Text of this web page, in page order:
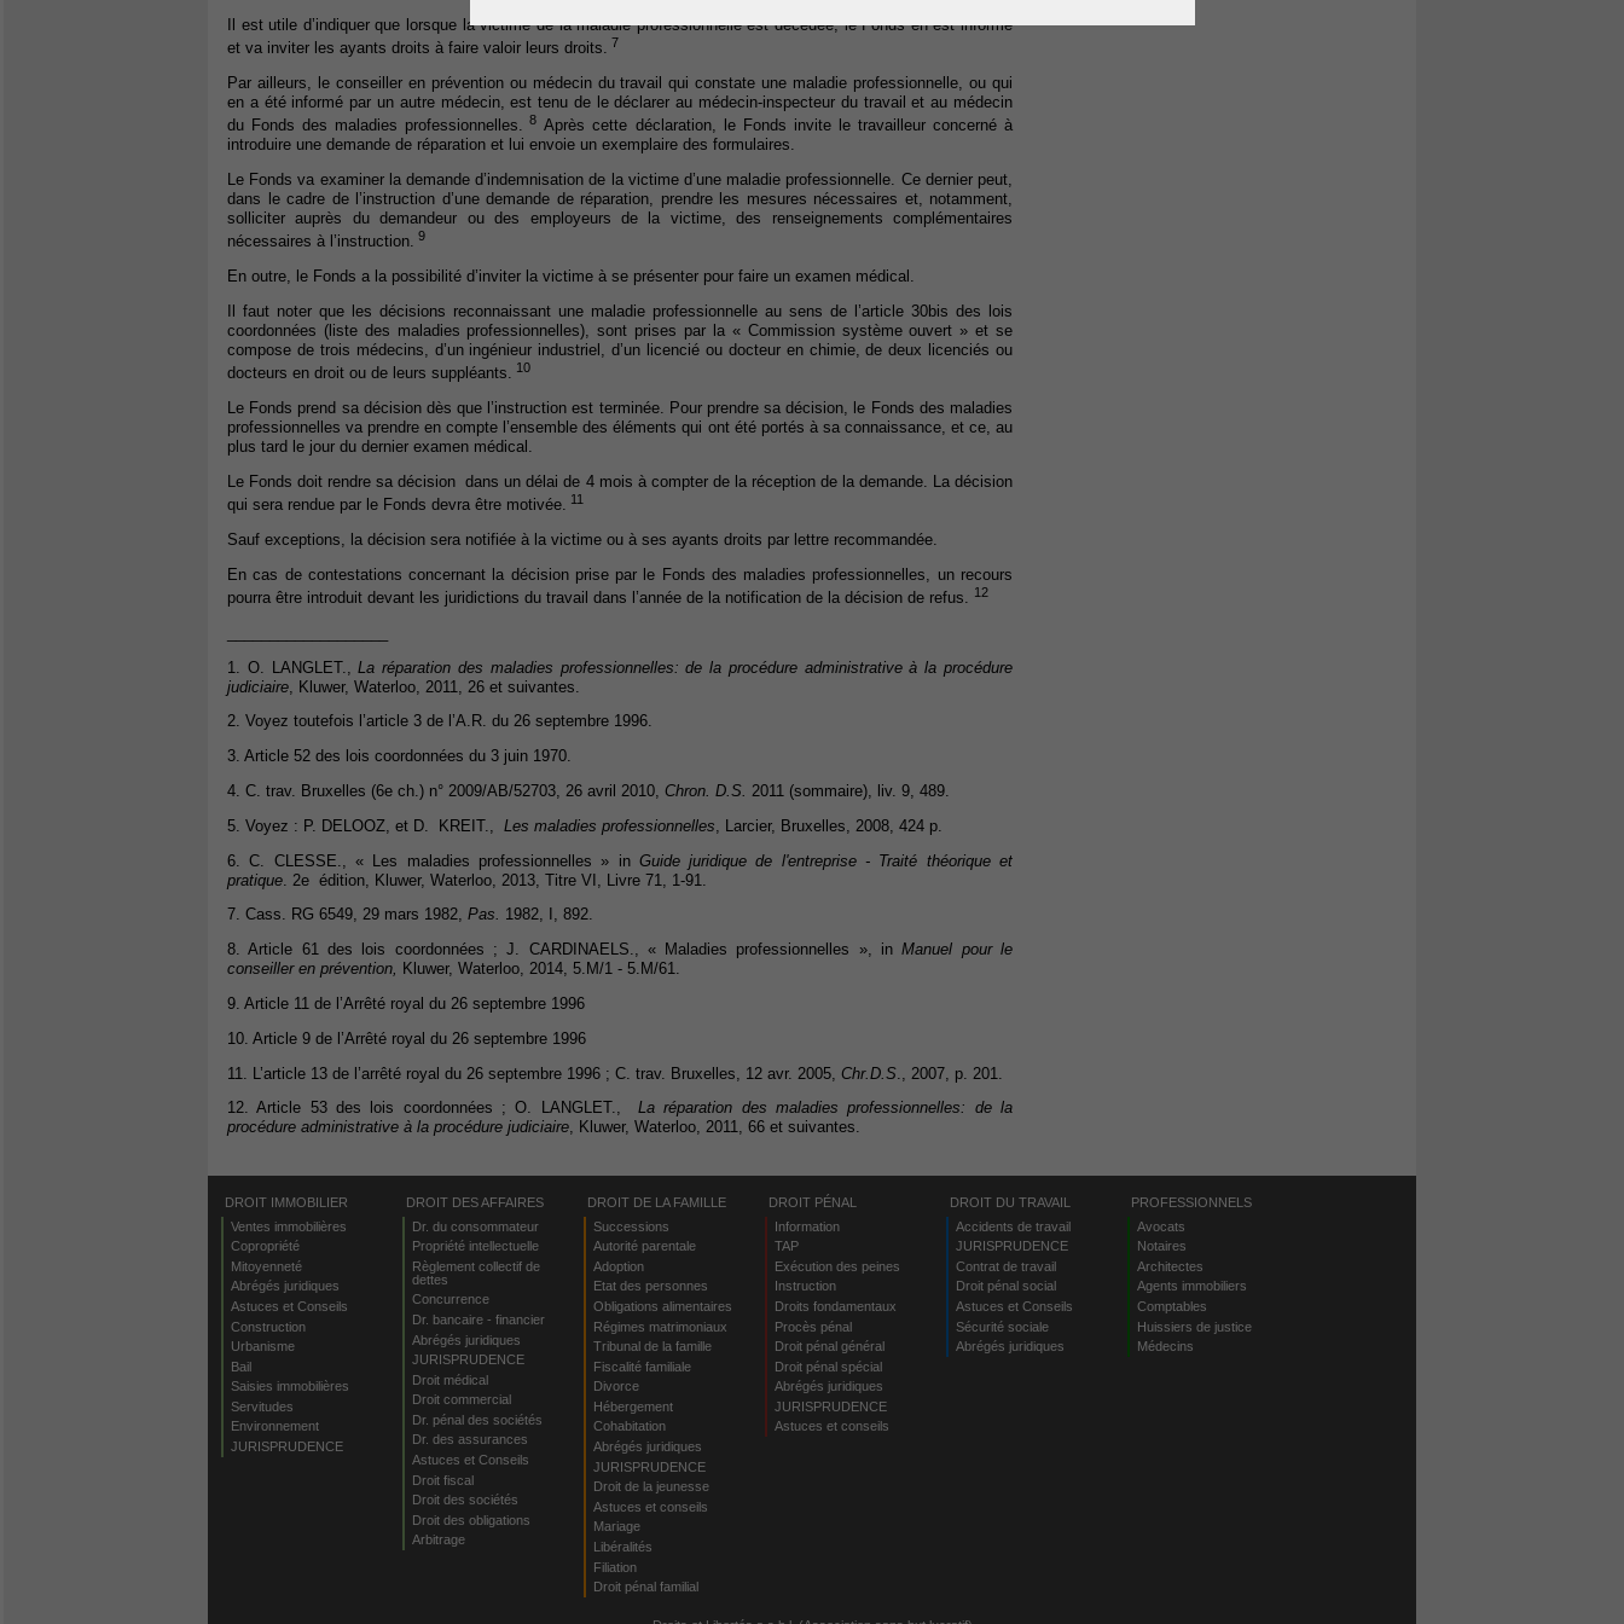
Il est utile d’indiquer que lorsque la victime de la maladie professionnelle est décédée, le Fonds en est informé
et va inviter les ayants droits à faire valoir leurs droits. 7
Par ailleurs, le conseiller en prévention ou médecin du travail qui constate une maladie professionnelle, ou qui
en a été informé par un autre médecin, est tenu de le déclarer au médecin-inspecteur du travail et au médecin
du Fonds des maladies professionnelles. 8 Après cette déclaration, le Fonds invite le travailleur concerné à
introduire une demande de réparation et lui envoie un exemplaire des formulaires.
Le Fonds va examiner la demande d’indemnisation de la victime d’une maladie professionnelle. Ce dernier peut,
dans le cadre de l’instruction d’une demande de réparation, prendre les mesures nécessaires et, notamment,
solliciter auprès du demandeur ou des employeurs de la victime, des renseignements complémentaires
nécessaires à l’instruction. 9
En outre, le Fonds a la possibilité d’inviter la victime à se présenter pour faire un examen médical.
Il faut noter que les décisions reconnaissant une maladie professionnelle au sens de l’article 30bis des lois
coordonnées (liste des maladies professionnelles), sont prises par la « Commission système ouvert » et se
compose de trois médecins, d’un ingénieur industriel, d’un licencié ou docteur en chimie, de deux licenciés ou
docteurs en droit ou de leurs suppléants. 10
Le Fonds prend sa décision dès que l’instruction est terminée. Pour prendre sa décision, le Fonds des maladies
professionnelles va prendre en compte l’ensemble des éléments qui ont été portés à sa connaissance, et ce, au
plus tard le jour du dernier examen médical.
Le Fonds doit rendre sa décision dans un délai de 4 mois à compter de la réception de la demande. La décision
qui sera rendue par le Fonds devra être motivée. 11
Sauf exceptions, la décision sera notifiée à la victime ou à ses ayants droits par lettre recommandée.
En cas de contestations concernant la décision prise par le Fonds des maladies professionnelles, un recours
pourra être introduit devant les juridictions du travail dans l’année de la notification de la décision de refus. 12
1. O. LANGLET.,
La réparation des maladies professionnelles: de la procédure administrative à la procédure
judiciaire , Kluwer, Waterloo, 2011, 26 et suivantes.
2. Voyez toutefois l’article 3 de l’A.R. du 26 septembre 1996.
3. Article 52 des lois coordonnées du 3 juin 1970.
4. C. trav. Bruxelles (6e ch.) n° 2009/AB/52703, 26 avril 2010, Chron. D.S. 2011 (sommaire), liv. 9, 489.
5. Voyez : P. DELOOZ, et D. KREIT.,
Les maladies professionnelles , Larcier, Bruxelles, 2008, 424 p.
6. C. CLESSE., « Les maladies professionnelles » in Guide juridique de l'entreprise - Traité théorique et
pratique . 2e édition, Kluwer, Waterloo, 2013, Titre VI, Livre 71, 1-91.
7. Cass. RG 6549, 29 mars 1982, Pas. 1982, I, 892.
8. Article 61 des lois coordonnées ; J. CARDINAELS., « Maladies professionnelles », in Manuel pour le
conseiller en prévention, Kluwer, Waterloo, 2014, 5.M/1 - 5.M/61.
9. Article 11 de l’Arrêté royal du 26 septembre 1996
10. Article 9 de l’Arrêté royal du 26 septembre 1996
11. L’article 13 de l’arrêté royal du 26 septembre 1996 ; C. trav. Bruxelles, 12 avr. 2005, Chr.D.S ., 2007, p. 201.
12. Article 53 des lois coordonnées ; O. LANGLET.,
La réparation des maladies professionnelles: de la
procédure administrative à la procédure judiciaire, Kluwer, Waterloo, 2011, 66 et suivantes.
DROIT IMMOBILIER
Ventes immobilières
Copropriété
Mitoyenneté
Abrégés juridiques
Astuces et Conseils
Construction
Urbanisme
Bail
Saisies immobilières
Servitudes
Environnement
JURISPRUDENCE
DROIT DES AFFAIRES
Dr. du consommateur
Propriété intellectuelle
Règlement collectif de
dettes
Concurrence
Dr. bancaire - financier
Abrégés juridiques
JURISPRUDENCE
Droit médical
Droit commercial
Dr. pénal des sociétés
Dr. des assurances
Astuces et Conseils
Droit fiscal
Droit des sociétés
Droit des obligations
Arbitrage
DROIT DE LA FAMILLE
Successions
Autorité parentale
Adoption
Etat des personnes
Obligations alimentaires
Régimes matrimoniaux
Tribunal de la famille
Fiscalité familiale
Divorce
Hébergement
Cohabitation
Abrégés juridiques
JURISPRUDENCE
Droit de la jeunesse
Astuces et conseils
Mariage
Libéralités
Filiation
Droit pénal familial
DROIT PÉNAL
Information
TAP
Exécution des peines
Instruction
Droits fondamentaux
Procès pénal
Droit pénal général
Droit pénal spécial
Abrégés juridiques
JURISPRUDENCE
Astuces et conseils
DROIT DU TRAVAIL
Accidents de travail
JURISPRUDENCE
Contrat de travail
Droit pénal social
Astuces et Conseils
Sécurité sociale
Abrégés juridiques
PROFESSIONNELS
Avocats
Notaires
Architectes
Agents immobiliers
Comptables
Huissiers de justice
Médecins